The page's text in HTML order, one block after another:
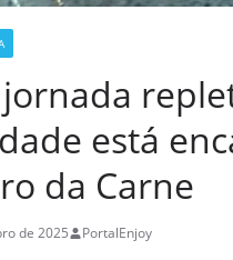
está
da Carne
de 2025 PortalEnjoy